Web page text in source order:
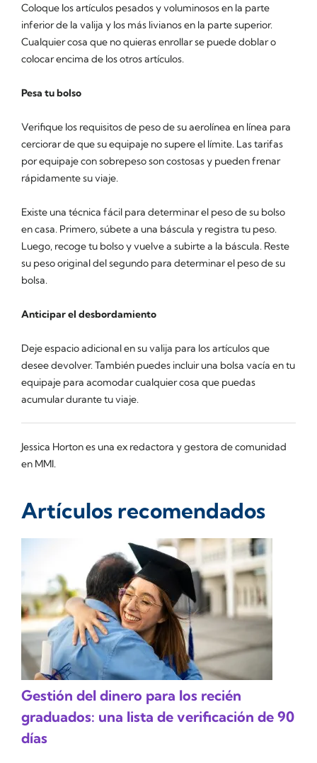
Coloque los artículos pesados y voluminosos en la parte
inferior de la valija y los más livianos en la parte superior.
Cualquier cosa que no quieras enrollar se puede doblar o
colocar encima de los otros artículos.
Pesa tu bolso
Verifique los requisitos de peso de su aerolínea en línea para
cerciorar de que su equipaje no supere el límite. Las tarifas
por equipaje con sobrepeso son costosas y pueden frenar
rápidamente su viaje.
Existe una técnica fácil para determinar el peso de su bolso
en casa. Primero, súbete a una báscula y registra tu peso.
Luego, recoge tu bolso y vuelve a subirte a la báscula. Reste
su peso original del segundo para determinar el peso de su
bolsa.
Anticipar el desbordamiento
Deje espacio adicional en su valija para los artículos que
desee devolver. También puedes incluir una bolsa vacía en tu
equipaje para acomodar cualquier cosa que puedas
acumular durante tu viaje.
Jessica Horton es una ex redactora y gestora de comunidad
en MMI.
Artículos recomendados
Gestión del dinero para los recién
graduados: una lista de verificación de 90
días